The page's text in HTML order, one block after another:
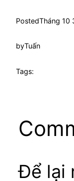
PostedTháng 10
byTuấn
Tags:
Để lại